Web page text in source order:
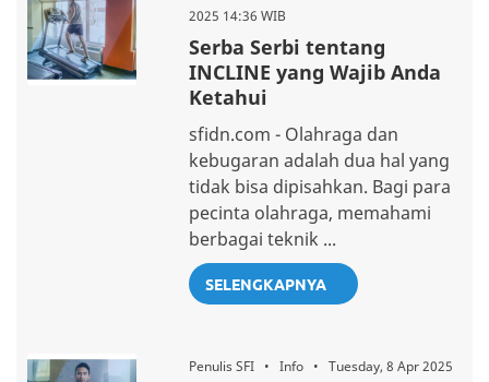
2025 14:36 WIB
Serba Serbi tentang
INCLINE yang Wajib Anda
Ketahui
sfidn.com - Olahraga dan
kebugaran adalah dua hal yang
tidak bisa dipisahkan. Bagi para
pecinta olahraga, memahami
berbagai teknik ...
SELENGKAPNYA
Penulis SFI • Info • Tuesday, 8 Apr 2025